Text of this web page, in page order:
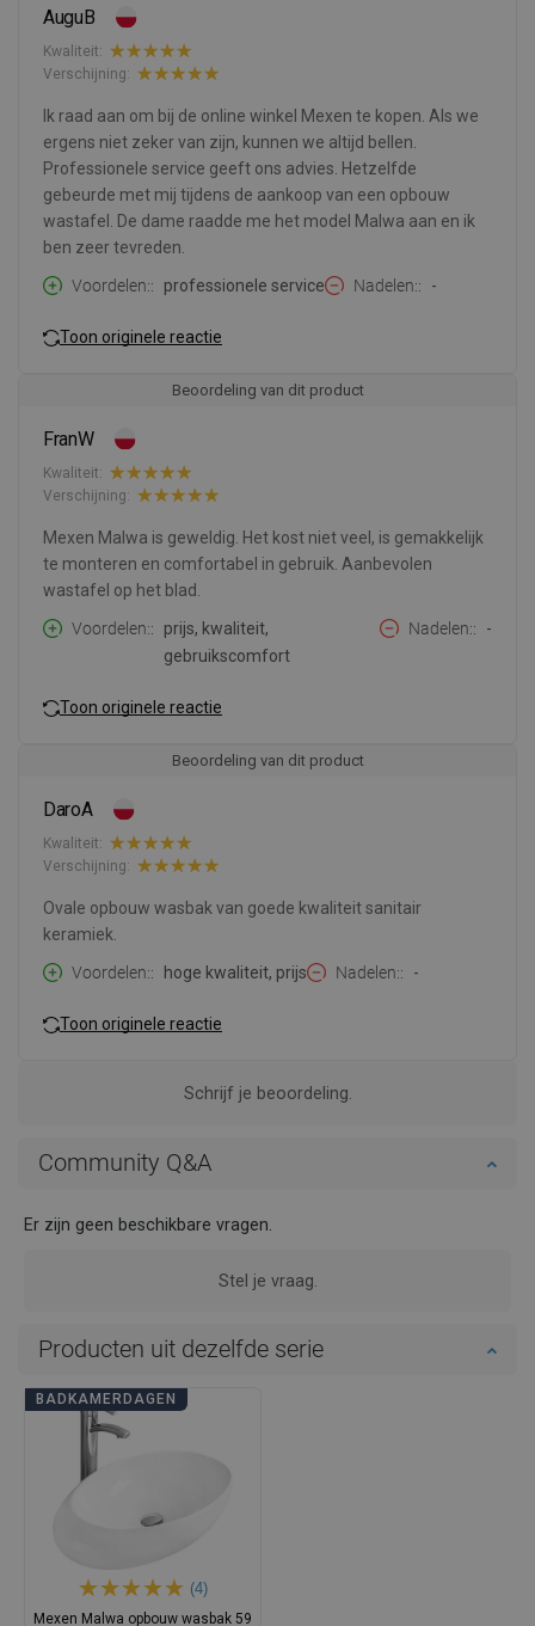
AuguB
Kwaliteit:
Verschijning:
Ik raad aan om bij de online winkel Mexen te kopen. Als we
ergens niet zeker van zijn, kunnen we altijd bellen.
Professionele service geeft ons advies. Hetzelfde
gebeurde met mij tijdens de aankoop van een opbouw
wastafel. De dame raadde me het model Malwa aan en ik
ben zeer tevreden.
Voordelen:
professionele service Nadelen: -
Toon originele reactie
Beoordeling van dit product
FranW
Kwaliteit:
Verschijning:
Mexen Malwa is geweldig. Het kost niet veel, is gemakkelijk
te monteren en comfortabel in gebruik. Aanbevolen
wastafel op het blad.
Voordelen:
prijs, kwaliteit,
gebruikscomfort
Nadelen: -
Toon originele reactie
Beoordeling van dit product
DaroA
Kwaliteit:
Verschijning:
Ovale opbouw wasbak van goede kwaliteit sanitair
keramiek.
Voordelen:
hoge kwaliteit, prijs Nadelen: -
Toon originele reactie
Schrijf je beoordeling.
Community Q&A
Er zijn geen beschikbare vragen.
Stel je vraag.
Producten uit dezelfde serie
BADKAMERDAGEN
(4)
Mexen Malwa opbouw wasbak 59